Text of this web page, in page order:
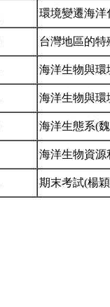
環境變遷海
台灣地區的
海洋生物與
海洋生物與
海洋生態系(
海洋生物資
期末考試(楊